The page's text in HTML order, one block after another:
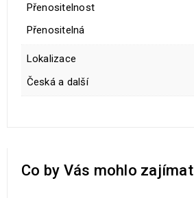
Přenositelnost
Přenositelná
Lokalizace
Česká a další
Co by Vás mohlo zajímat